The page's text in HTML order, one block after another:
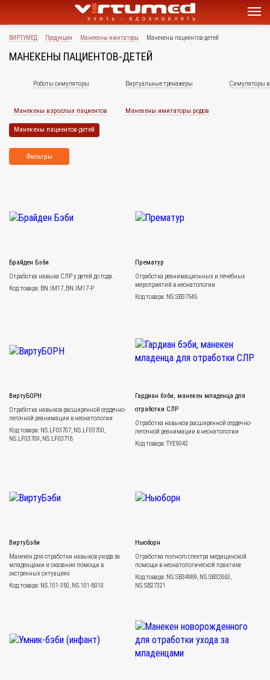
ВИРТУМЕД Продукция Манекены-имитаторы Манекены пациентов-детей
МАНЕКЕНЫ ПАЦИЕНТОВ-ДЕТЕЙ
Роботы симуляторы Виртуальные тренажеры Симуляторы в
Манекены взрослых пациентов Манекены имитаторы родов
Манекены пациентов-детей
Фильтры
Брайден Бэби
Отработка навыка СЛР у детей до года.
Код товара: BN.IM17, BN.IM17-P
Прематур
Отработка реанимационных и лечебных
мероприятий в неонатологии
Код товара: NS.SB37545
ВиртуБОРН
Отработка навыков расширенной сердечно-
легочной реанимации в неонатологии
Код товара: NS.LF03707, NS.LF03700,
NS.LF03709, NS.LF03718
Гардиан бэби, манекен младенца для
отработки СЛР
Отработка навыков расширенной сердечно-
легочной реанимации в неонатологии
Код товара: TYE9042
ВиртуБэби
Манекен для отработки навыков ухода за
младенцами и оказания помощи в
экстренных ситуациях
Код товара: NS.101-350, NS.101-8010
Ньюборн
Отработка полного спектра медицинской
помощи в неонатологической практике
Код товара: NS.SB34989, NS.SB32863,
NS.SB27321